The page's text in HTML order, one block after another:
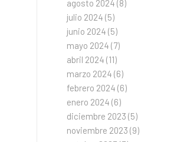
agosto 2024 (8)
julio 2024 (5)
junio 2024 (5)
mayo 2024 (7)
abril 2024 (11)
marzo 2024 (6)
febrero 2024 (6)
enero 2024 (6)
diciembre 2023 (5)
noviembre 2023 (9)